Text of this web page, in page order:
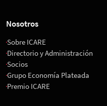
Nosotros
Sobre ICARE
Directorio y Administración
Socios
Grupo Economía Plateada
Premio ICARE